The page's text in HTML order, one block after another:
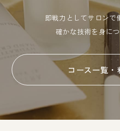
即戦力としてサロンで
確かな技術を身に
コース一覧・